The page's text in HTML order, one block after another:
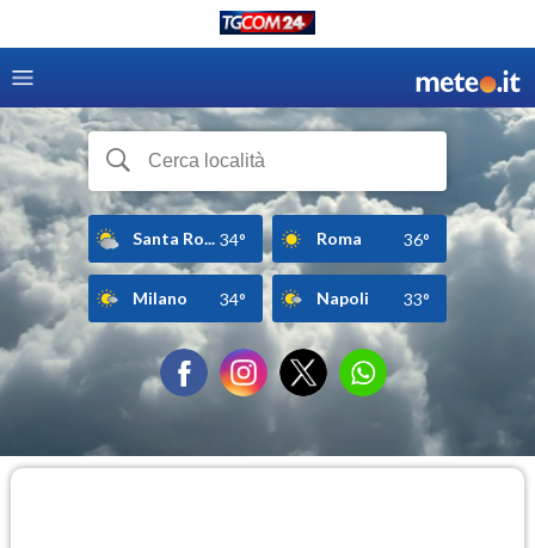
Santa Ro... 34° Roma 36°
Milano 34° Napoli 33°